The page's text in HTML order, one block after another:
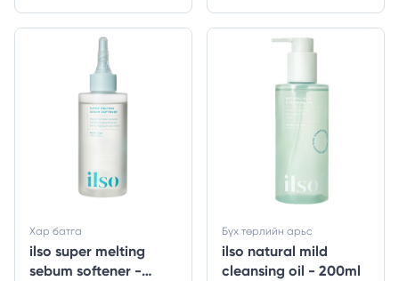
ilso super melting
sebum softener -
Хар батга
ilso natural mild
cleansing oil - 200ml
Бүх төрлийн арьс